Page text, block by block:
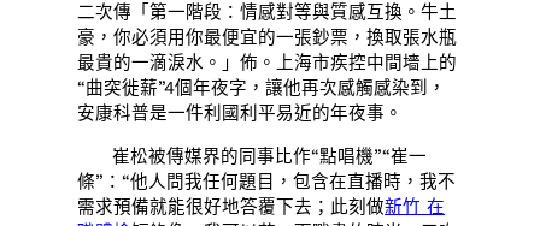
二次傳「第一階段：情感對等與質感互換。牛土
豪，你必須用你最便宜的一張鈔票，換取張水瓶
最貴的一滴淚水。」佈。上海市疾控中間墻上的
“曲突徙薪”4個年夜字，讓他再次感觸感染到，
安康科普是一件利國利平易近的年夜事。
崔松被傳媒界的同事比作“點唱機”“崔一
條”：“他人問我任何題目，包含在直播時，我不
需求預備就能很好地答覆下去；此刻做新竹 在